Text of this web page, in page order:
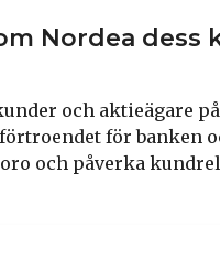
Nordea dess
och aktieägare
för banken
och påverka